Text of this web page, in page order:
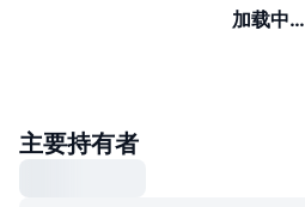
加载中…
主要持有者